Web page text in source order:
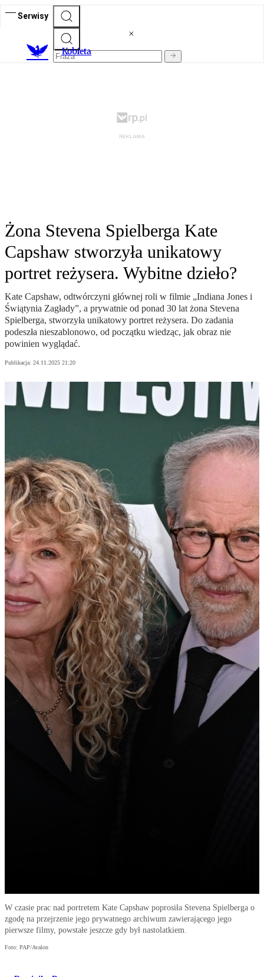
Serwisy
Kobieta
Żona Stevena Spielberga Kate
Capshaw stworzyła unikatowy
portret reżysera. Wybitne dzieło?
Kate Capshaw, odtwórczyni głównej roli w filmie „Indiana Jones i
Świątynia Zagłady”, a prywatnie od ponad 30 lat żona Stevena
Spielberga, stworzyła unikatowy portret reżysera. Do zadania
podeszła nieszablonowo, od początku wiedząc, jak obraz nie
powinien wyglądać.
Publikacja: 24.11.2025 21:20
W czasie prac nad portretem Kate Capshaw poprosiła Stevena Spielberga o
zgodę na przejrzenie jego prywatnego archiwum zawierającego jego
pierwsze filmy, powstałe jeszcze gdy był nastolatkiem.
Foto: PAP/Avalon